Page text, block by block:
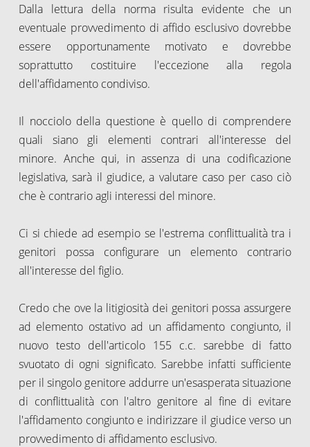
Dalla lettura della norma risulta evidente che un
eventuale provvedimento di affido esclusivo dovrebbe
essere opportunamente motivato e dovrebbe
soprattutto costituire l'eccezione alla regola
dell'affidamento condiviso.
Il nocciolo della questione è quello di comprendere
quali siano gli elementi contrari all'interesse del
minore. Anche qui, in assenza di una codificazione
legislativa, sarà il giudice, a valutare caso per caso ciò
che è contrario agli interessi del minore.
Ci si chiede ad esempio se l'estrema conflittualità tra i
genitori possa configurare un elemento contrario
all'interesse del figlio.
Credo che ove la litigiosità dei genitori possa assurgere
ad elemento ostativo ad un affidamento congiunto, il
nuovo testo dell'articolo 155 c.c. sarebbe di fatto
svuotato di ogni significato. Sarebbe infatti sufficiente
per il singolo genitore addurre un'esasperata situazione
di conflittualità con l'altro genitore al fine di evitare
l'affidamento congiunto e indirizzare il giudice verso un
provvedimento di affidamento esclusivo.